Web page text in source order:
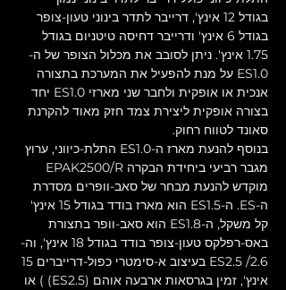
בגודל 12 אינץ', דרייבר לתדר בינוני טעון-צופר
בגודל 6 אינץ' ודרייבר דחיסה טיטניום בגודל
1.75 אינץ'. ניתן לסובב את מכלול הצופר של ה-
ES1.0 על מנת להפעיל את המערכת בתצורה
אנכית או אופקית ולחבר שני מארזי ES1.0 יחד
בצורה אופקית ליצירת צמד חזק מאוד להקרנת
סאונד לטווח רחוק.
בנוסף להנעת מארז ה-ES1.0 התלת-כיווני, ערוץ
מוקדש להנעת מבחר של סאב-וופרים מסדרת
ה-ES. ה-ES1.5 הוא מארז בודד בגודל 15 אינץ'
קל משקל, ה-ES1.8 הוא סאב-וופר בתצורת
באס-רפלקס טעון-צופר בודד בגודל 18 אינץ', וה-
אינץ', זמין בגרסאות ארבעה אוהם (ES2.5) ) או